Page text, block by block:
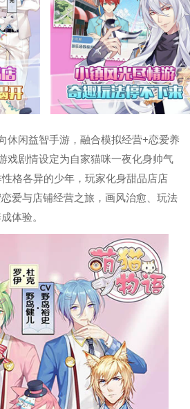
休闲益智手游，融合模拟经营+恋爱养
戏剧情设定为自家猫咪一夜化身帅气
格各异的少年，玩家化身甜品店店
爱与店铺经营之旅，画风治愈、玩法
体验。